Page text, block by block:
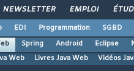
NEWSLETTER EMPLOI
EDI Programmation SGBD
Spring Android Eclipse
Web Livres Java Web Vidéos